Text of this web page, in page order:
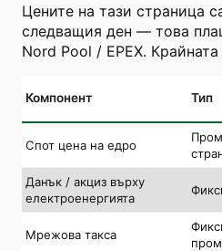
Цените на тази страница
следващия ден — това
Nord Pool / EPEX.
Компонент Тип
Спот цена на едро
Данък / акциз върху
електроенергията
Мрежова такса